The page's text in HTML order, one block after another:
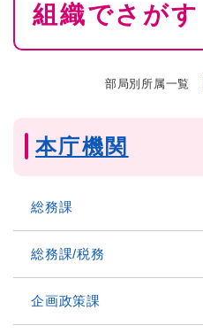
組織でさがす
部局別所属一覧
本庁機関
総務課
総務課/税務
企画政策課